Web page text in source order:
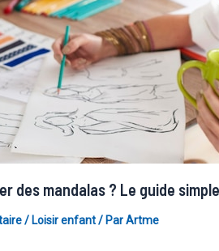
des mandalas ? Le guide
/ Loisir enfant/ ParArtme